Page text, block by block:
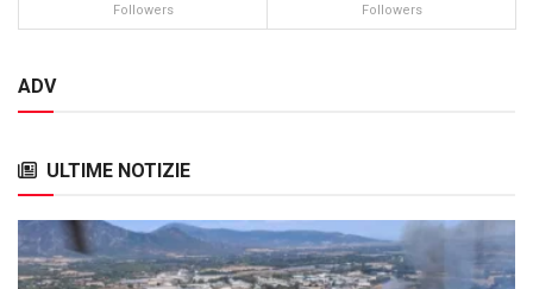
Followers Followers
ADV
ULTIME NOTIZIE